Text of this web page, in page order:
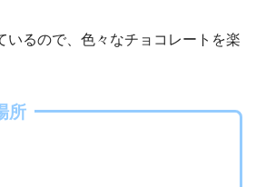
いるので、色々なチョコレートを楽
所